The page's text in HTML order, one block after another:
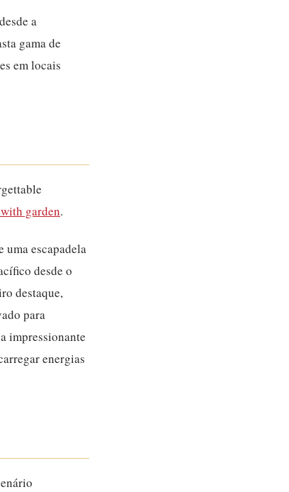
a
gama de
em locais
garden.
uma escapadela
desde o
destaque,
para
impressionante
energias